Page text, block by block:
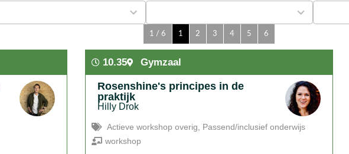
available
1 / 6 1 2 3 4 5 6
10.35 Gymzaal
Rosenshine's principes in de
praktijk
Hilly Drok
Actieve workshop overig
Passend/inclusief onderwijs
workshop